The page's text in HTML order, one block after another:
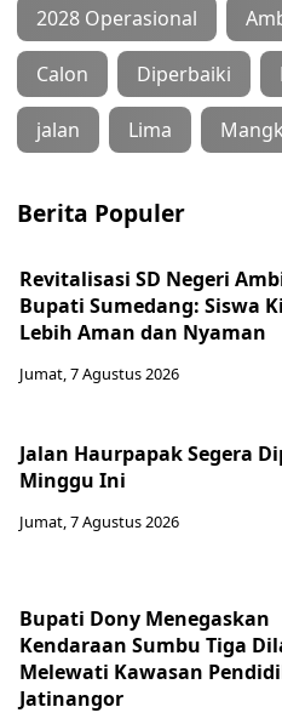
2028 Operasional
Calon Diperbaiki
jalan Lima
Berita Populer
Revitalisasi SD Negeri
Bupati Sumedang: Siswa
Lebih Aman dan Nyaman
Jumat, 7 Agustus 2026
Jalan Haurpapak Segera
Minggu Ini
Jumat, 7 Agustus 2026
Bupati Dony Menegaskan
Kendaraan Sumbu Tiga
Melewati Kawasan
Jatinangor